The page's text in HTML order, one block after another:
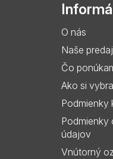
O nás
Naše
Čo
Ako si
Podmienky
údajov
Vnútorný